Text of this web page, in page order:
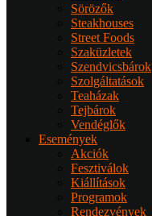
Sörözők
Steakhouses
Street Foods
Szaküzletek
Szendvicsbárok
Szolgáltatások
Teaházak
Tejbárok
Vendéglők
Események
Akciók
Fesztiválok
Kiállítások
Programok
Rendezvények